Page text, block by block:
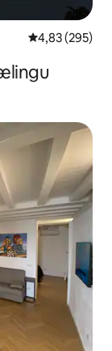
4,83 af 5 í
4,83 (295)